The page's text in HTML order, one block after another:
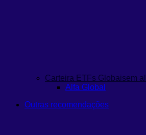
Carteira ETFs Globaisem
Alfa Global
Outras recomendações